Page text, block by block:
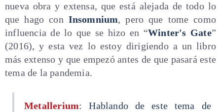
nueva obra y extensa, que está alejada de todo lo
que hago con Insomnium, pero que tome como
influencia de lo que se hizo en “Winter's Gate”
(2016), y esta vez lo estoy dirigiendo a un libro
más extenso y que empezó antes de que pasará este
tema de la pandemia.
Metallerium: Hablando de este tema de